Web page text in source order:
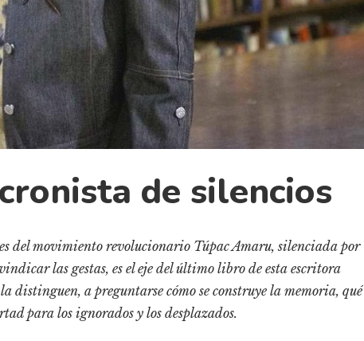
de silencios
del movimiento revolucionario Túpac Amaru, silenciada por
las gestas, es el eje del último libro de esta escritora
distinguen, a preguntarse cómo se construye la memoria, qué
para los ignorados y los desplazados.